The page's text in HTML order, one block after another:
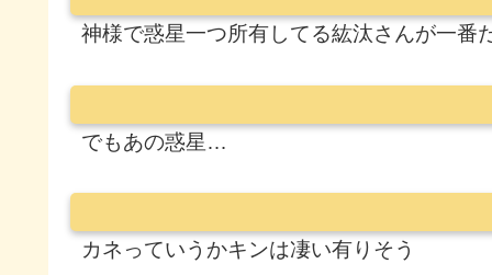
神様で惑星一つ所有してる紘汰さんが一番
でもあの惑星…
カネっていうかキンは凄い有りそう